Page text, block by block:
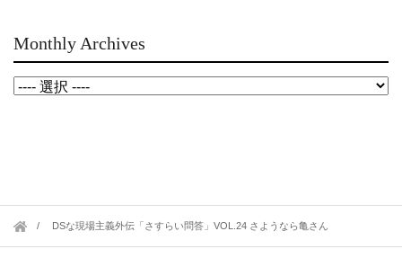
Monthly Archives
DSな現場主義外伝「さすらい問答」VOL.24 さようなら亀さん